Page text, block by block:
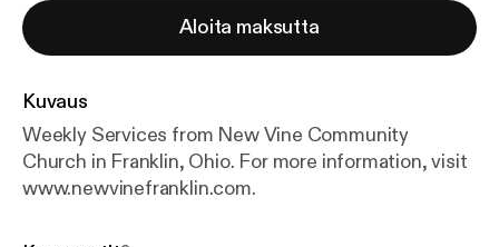
Aloita maksutta
Kuvaus
Weekly Services from New Vine Community
Church in Franklin, Ohio. For more information, visit
www.newvinefranklin.com.